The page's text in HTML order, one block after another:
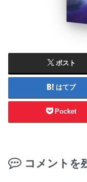
ポスト
はてブ
Pocket
コメントを